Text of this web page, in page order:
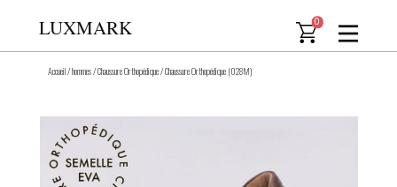
0
LUXMARK
Accueil/hommes/Chaussure Orthopédique/Chaussure Orthopédique (028M)